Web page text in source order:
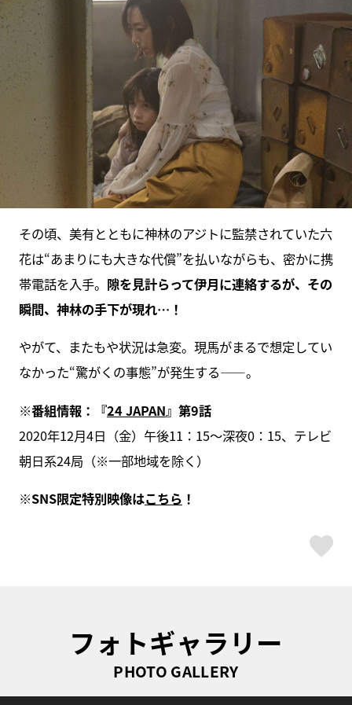
その頃、美有とともに神林のアジトに監禁されていた六
花は“あまりにも大きな代償”を払いながらも、密かに携
帯電話を入手。 隙を見計らって伊月に連絡するが、その
瞬間、神林の手下が現れ…！
やがて、またもや状況は急変。現馬がまるで想定してい
なかった“驚がくの事態”が発生する――。
※番組情報：『24 JAPAN』第9話
2020年12月4日（金）午後11：15～深夜0：15、テレビ
朝日系24局（※一部地域を除く）
※SNS限定特別映像はこちら ！
フォトギャラリー
PHOTO GALLERY